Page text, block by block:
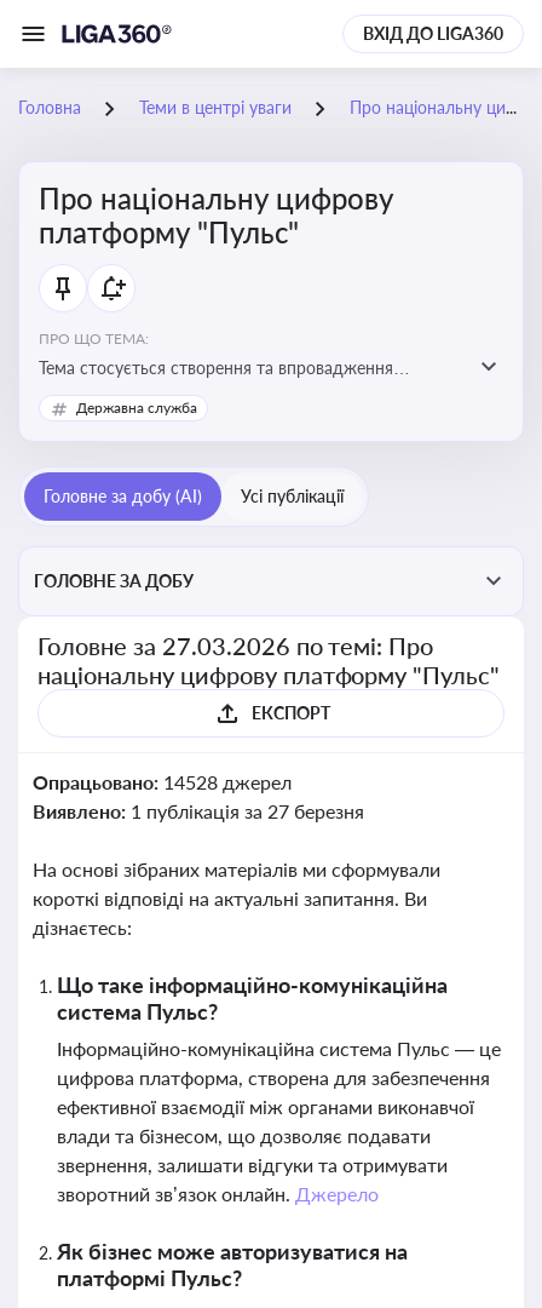
ВХІД ДО LIGA360
Головна Теми в центрі уваги Про національну цифрову платформу "Пульс"
Про національну цифрову
платформу "Пульс"
ПРО ЩО ТЕМА:
Тема стосується створення та впровадження
цифрової платформи «Пульс», яка має на меті
забезпечити ефективну, прозору і зручну взаємодію
Державна служба
Головне за добу (AI) Усі публікації
ГОЛОВНЕ ЗА ДОБУ
Головне за 27.03.2026 по темі: Про
національну цифрову платформу "Пульс"
ЕКСПОРТ
Опрацьовано: 14528 джерел
Виявлено: 1 публікація за 27 березня
На основі зібраних матеріалів ми сформували
короткі відповіді на актуальні запитання. Ви
дізнаєтесь:
Що таке інформаційно-комунікаційна
система Пульс?
Інформаційно-комунікаційна система Пульс — це
цифрова платформа, створена для забезпечення
ефективної взаємодії між органами виконавчої
влади та бізнесом, що дозволяє подавати
звернення, залишати відгуки та отримувати
зворотний зв’язок онлайн. Джерело
Як бізнес може авторизуватися на
платформі Пульс?